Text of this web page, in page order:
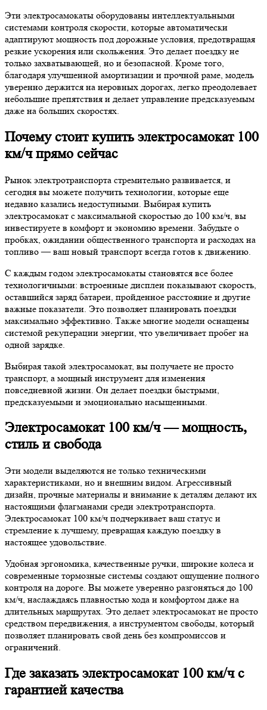
Эти электросамокаты оборудованы интеллектуальными
системами контроля скорости, которые автоматически
адаптируют мощность под дорожные условия, предотвращая
резкие ускорения или скольжения. Это делает поездку не
только захватывающей, но и безопасной. Кроме того,
благодаря улучшенной амортизации и прочной раме, модель
уверенно держится на неровных дорогах, легко преодолевает
небольшие препятствия и делает управление предсказуемым
даже на больших скоростях.
Почему стоит купить электросамокат 100
км/ч прямо сейчас
Рынок электротранспорта стремительно развивается, и
сегодня вы можете получить технологии, которые еще
недавно казались недоступными. Выбирая купить
электросамокат с максимальной скоростью до 100 км/ч, вы
инвестируете в комфорт и экономию времени. Забудьте о
пробках, ожидании общественного транспорта и расходах на
топливо — ваш новый транспорт всегда готов к движению.
С каждым годом электросамокаты становятся все более
технологичными: встроенные дисплеи показывают скорость,
оставшийся заряд батареи, пройденное расстояние и другие
важные показатели. Это позволяет планировать поездки
максимально эффективно. Также многие модели оснащены
системой рекуперации энергии, что увеличивает пробег на
одной зарядке.
Выбирая такой электросамокат, вы получаете не просто
транспорт, а мощный инструмент для изменения
повседневной жизни. Он делает поездки быстрыми,
предсказуемыми и эмоционально насыщенными.
Электросамокат 100 км/ч — мощность,
стиль и свобода
Эти модели выделяются не только техническими
характеристиками, но и внешним видом. Агрессивный
дизайн, прочные материалы и внимание к деталям делают их
настоящими флагманами среди электротранспорта.
Электросамокат 100 км/ч подчеркивает ваш статус и
стремление к лучшему, превращая каждую поездку в
настоящее удовольствие.
Удобная эргономика, качественные ручки, широкие колеса и
современные тормозные системы создают ощущение полного
контроля на дороге. Вы можете уверенно разгоняться до 100
км/ч, наслаждаясь плавностью хода и комфортом даже на
длительных маршрутах. Это делает электросамокат не просто
средством передвижения, а инструментом свободы, который
позволяет планировать свой день без компромиссов и
ограничений.
Где заказать электросамокат 100 км/ч с
гарантией качества